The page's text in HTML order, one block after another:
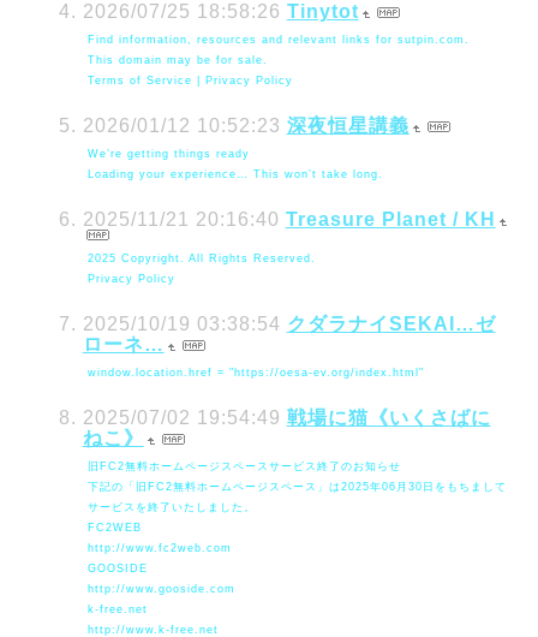
2026/07/25 18:58:26 Tinytot
Find information, resources and relevant links for sutpin.com.
This domain may be for sale.
Terms of Service | Privacy Policy
2026/01/12 10:52:23 深夜恒星講義
We’re getting things ready
Loading your experience… This won’t take long.
2025/11/21 20:16:40 Treasure Planet / KH
2025 Copyright. All Rights Reserved.
Privacy Policy
2025/10/19 03:38:54 クダラナイSEKAI…ゼ
ローネ…
window.location.href = "https://oesa-ev.org/index.html"
2025/07/02 19:54:49 戦場に猫《いくさばに
ねこ》
旧FC2無料ホームページスペースサービス終了のお知らせ
下記の「旧FC2無料ホームページスペース」は2025年06月30日をもちまして
サービスを終了いたしました。
FC2WEB
http://www.fc2web.com
GOOSIDE
http://www.gooside.com
k-free.net
http://www.k-free.net